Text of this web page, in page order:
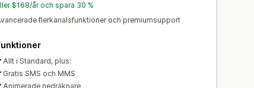
Insikter och tips
$168/år och spara 30 %
flerkanalsfunktioner och premiumsupport
Allt i Standard, plus:
Gratis SMS och MMS
Animerade nedräknare